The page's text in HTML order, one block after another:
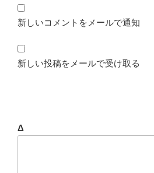
新しいコメントをメールで通知
新しい投稿をメールで受け取る
Δ